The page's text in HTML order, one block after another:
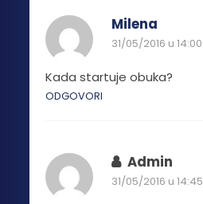
biti
izabrane
stranici
Milena
31/05/2016 u 14:00
Kada startuje obuka?
ODGOVORI
Admin
31/05/2016 u 14:45